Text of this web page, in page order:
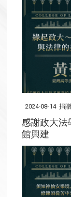
2024-08-14 捐
感謝政大法
館興建